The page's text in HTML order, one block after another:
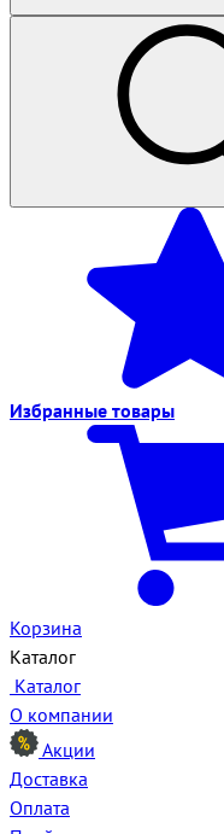
Избранные товары
Корзина
Каталог
Каталог
О компании
Акции
Доставка
Оплата